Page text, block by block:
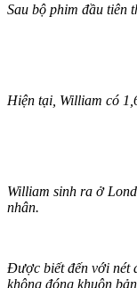
Sau bộ phim đầu tiên
Hiện tại, William có
William sinh ra ở
nhân.
Được biết đến với nét
không đóng khuôn